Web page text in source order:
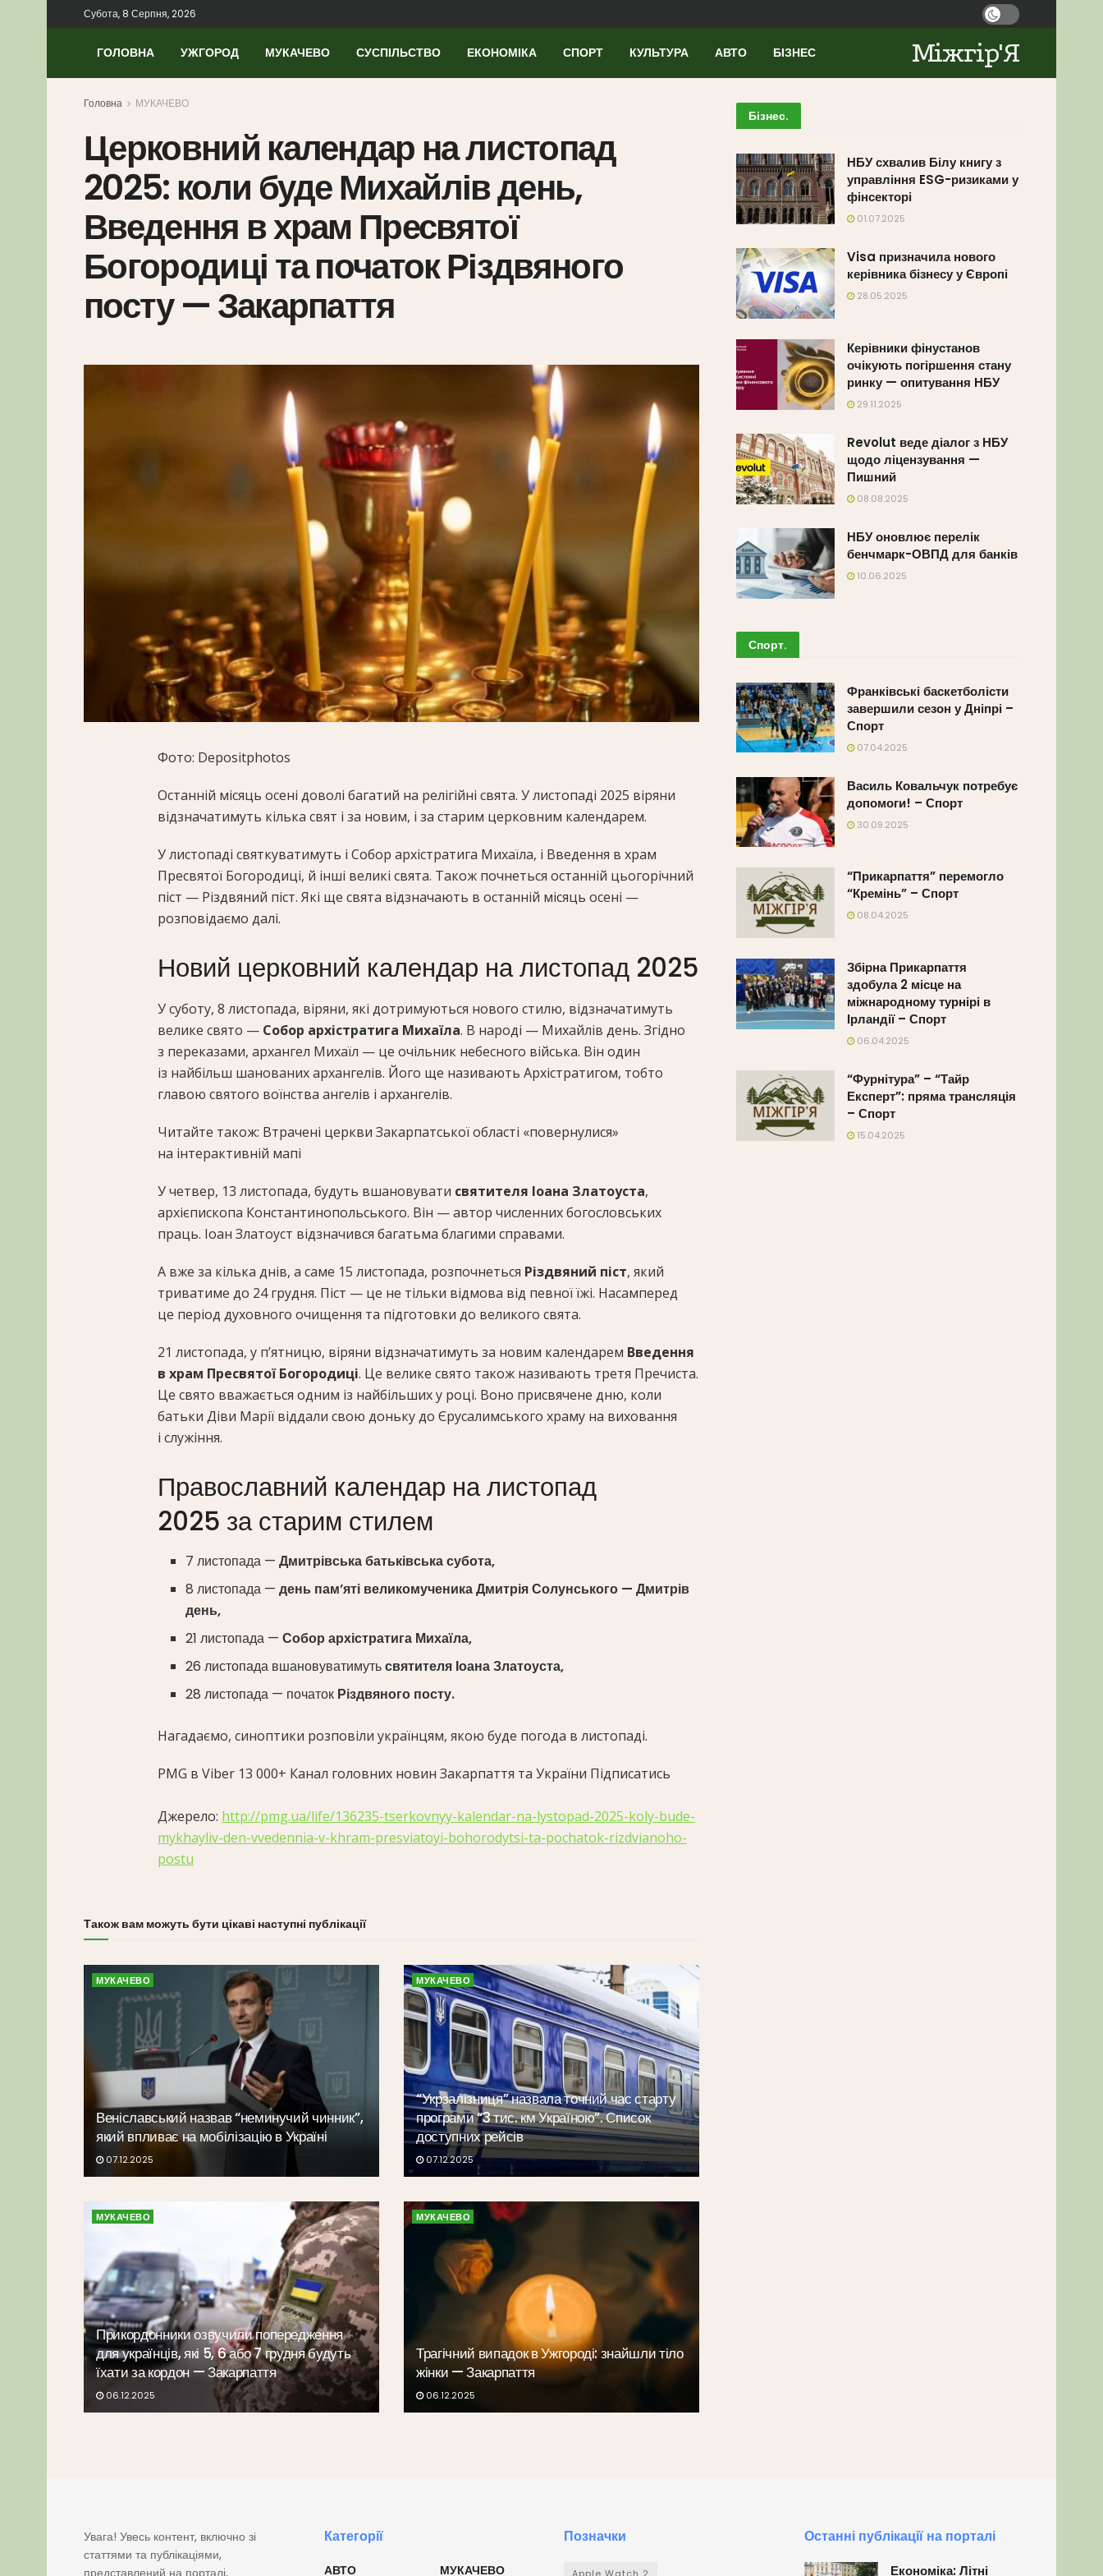
Субота, 8 Серпня, 2026
ГОЛОВНА УЖГОРОД МУКАЧЕВО СУСПІЛЬСТВО ЕКОНОМІКА СПОРТ КУЛЬТУРА АВТО БІЗНЕС Міжгір'Я
Головна МУКАЧЕВО
Церковний календар на листопад
2025: коли буде Михайлів день,
Введення в храм Пресвятої
Богородиці та початок Різдвяного
посту — Закарпаття
Фото: Depositphotos
Останній місяць осені доволі багатий на релігійні свята. У листопаді 2025 віряни
відзначатимуть кілька свят і за новим, і за старим церковним календарем.
У листопаді святкуватимуть і Собор архістратига Михаїла, і Введення в храм
Пресвятої Богородиці, й інші великі свята. Також почнеться останній цьогорічний
піст — Різдвяний піст. Які ще свята відзначають в останній місяць осені —
розповідаємо далі.
Новий церковний календар на листопад 2025
У суботу, 8 листопада, віряни, які дотримуються нового стилю, відзначатимуть
велике свято — Собор архістратига Михаїла. В народі — Михайлів день. Згідно
з переказами, архангел Михаїл — це очільник небесного війська. Він один
із найбільш шанованих архангелів. Його ще називають Архістратигом, тобто
главою святого воїнства ангелів і архангелів.
Читайте також: Втрачені церкви Закарпатської області «повернулися»
на інтерактивній мапі
У четвер, 13 листопада, будуть вшановувати святителя Іоана Златоуста,
архієпископа Константинопольського. Він — автор численних богословських
праць. Іоан Златоуст відзначився багатьма благими справами.
А вже за кілька днів, а саме 15 листопада, розпочнеться Різдвяний піст, який
триватиме до 24 грудня. Піст — це не тільки відмова від певної їжі. Насамперед
це період духовного очищення та підготовки до великого свята.
21 листопада, у п’ятницю, віряни відзначатимуть за новим календарем Введення
в храм Пресвятої Богородиці. Це велике свято також називають третя Пречиста.
Це свято вважається одним із найбільших у році. Воно присвячене дню, коли
батьки Діви Марії віддали свою доньку до Єрусалимського храму на виховання
і служіння.
Православний календар на листопад
2025 за старим стилем
7 листопада —Дмитрівська батьківська субота,
8 листопада —день пам’яті великомученика Дмитрія Солунського — Дмитрів
день,
21 листопада —Собор архістратига Михаїла,
26 листопада вшановуватимутьсвятителя Іоана Златоуста,
28 листопада — початок Різдвяного посту.
Нагадаємо, синоптики розповіли українцям, якою буде погода в листопаді.
PMG в Viber 13 000+ Канал головних новин Закарпаття та України Підписатись
Джерело: http://pmg.ua/life/136235-tserkovnyy-kalendar-na-lystopad-2025-koly-bude-
mykhayliv-den-vvedennia-v-khram-presviatoyi-bohorodytsi-ta-pochatok-rizdvianoho-
postu
Також вам можуть бути цікаві наступні публікації
МУКАЧЕВО
Веніславський назвав “неминучий чинник”,
який впливає на мобілізацію в Україні
07.12.2025
МУКАЧЕВО
“Укрзалізниця” назвала точний час старту
програми “3 тис. км Україною”. Список
доступних рейсів
07.12.2025
МУКАЧЕВО
Прикордонники озвучили попередження
для українців, які 5, 6 або 7 грудня будуть
їхати за кордон — Закарпаття
06.12.2025
МУКАЧЕВО
Трагічний випадок в Ужгороді: знайшли тіло
жінки — Закарпаття
06.12.2025
Бізнес.
НБУ схвалив Білу книгу з
управління ESG-ризиками у
фінсекторі
01.07.2025
Visa призначила нового
керівника бізнесу у Європі
28.05.2025
Керівники фінустанов
очікують погіршення стану
ринку — опитування НБУ
29.11.2025
Revolut веде діалог з НБУ
щодо ліцензування —
Пишний
08.08.2025
НБУ оновлює перелік
бенчмарк-ОВПД для банків
10.06.2025
Спорт.
Франківські баскетболісти
завершили сезон у Дніпрі –
Спорт
07.04.2025
Василь Ковальчук потребує
допомоги! – Спорт
30.09.2025
“Прикарпаття” перемогло
“Кремінь” – Спорт
08.04.2025
Збірна Прикарпаття
здобула 2 місце на
міжнародному турнірі в
Ірландії – Спорт
06.04.2025
“Фурнітура” – “Тайр
Експерт”: пряма трансляція
– Спорт
15.04.2025
Увага! Увесь контент, включно зі
статтями та публікаціями,
Категорії
АВТО МУКАЧЕВО
Позначки Останні публікації на порталі
Економіка: Літні